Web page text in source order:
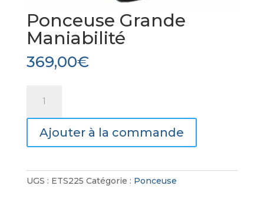
Ponceuse Grande
Maniabilité
369,00€
Ponceuse
Grande
Maniabilité
Ajouter à la commande
UGS : ETS225 Catégorie : Ponceuse